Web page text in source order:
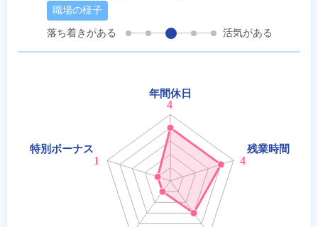
職場の様子
落ち着きがある
活気がある